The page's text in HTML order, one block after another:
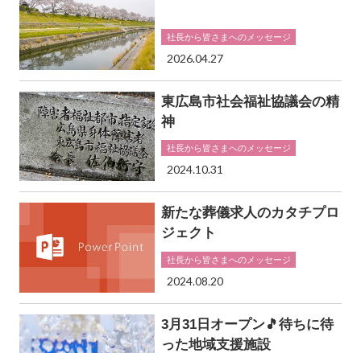
社長から皆さまへのメッセージ
2026.04.27
東広島市社会福祉協議会の精
神
社長から皆さまへのメッセージ
2024.10.31
新たな葬儀求人のカタチプロ
ジェクト
社長から皆さまへのメッセージ
2024.08.20
3月31日オープン🎵待ちに待
った地域支援施設